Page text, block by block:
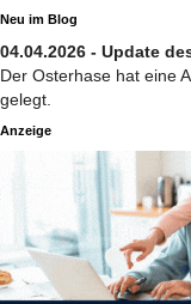
Neu im Blog
04.04.2026 - Update
Der Osterhase hat eine
gelegt.
Anzeige